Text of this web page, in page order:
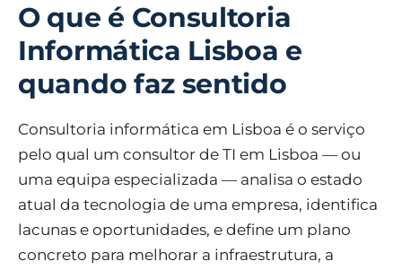
O que é Consultoria
Informática Lisboa e
quando faz sentido
Consultoria informática em Lisboa é o serviço
pelo qual um consultor de TI em Lisboa — ou
uma equipa especializada — analisa o estado
atual da tecnologia de uma empresa, identifica
lacunas e oportunidades, e define um plano
concreto para melhorar a infraestrutura, a